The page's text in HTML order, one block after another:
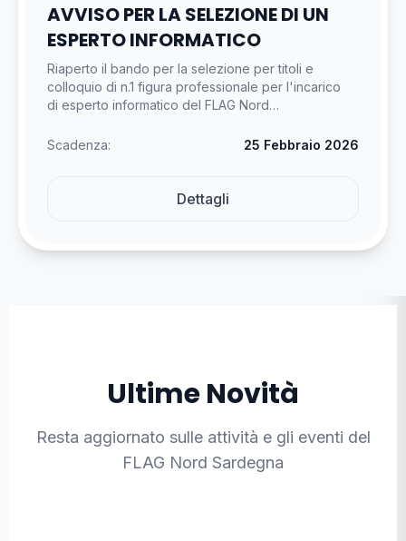
AVVISO PER LA SELEZIONE DI UN
ESPERTO INFORMATICO
Riaperto il bando per la selezione per titoli e
colloquio di n.1 figura professionale per l'incarico
di esperto informatico del FLAG Nord…
Scadenza: 25 Febbraio 2026
Dettagli
Ultime Novità
Resta aggiornato sulle attività e gli eventi del
FLAG Nord Sardegna
Incontro informativo online
Avviso RAS Indennizzi imprese
conflitto